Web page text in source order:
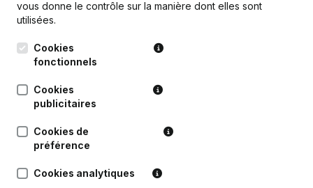
Publicationsde Demeco Construct
Date
Succursale, etc...)
vous donne le contrôle sur la manière dont elles sont
utilisées.
Cookies
fonctionnels
Cookies
publicitaires
Cookies de
préférence
Cookies analytiques